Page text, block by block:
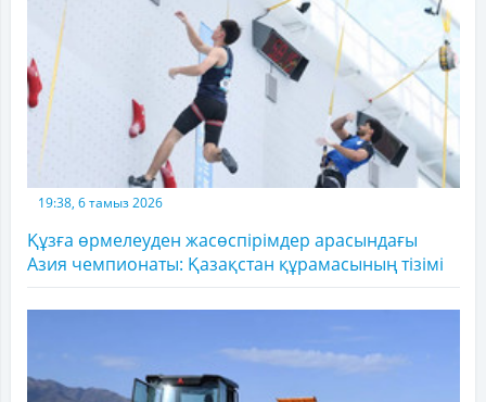
19:38, 6 тамыз 2026
Құзға өрмелеуден жасөспірімдер арасындағы
Азия чемпионаты: Қазақстан құрамасының тізімі